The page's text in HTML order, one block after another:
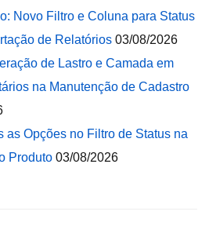
Novo Filtro e Coluna para Status
de Relatórios 03/08/2026
de Lastro e Camada em
na Manutenção de Cadastro
as Opções no Filtro de Status na
Produto 03/08/2026